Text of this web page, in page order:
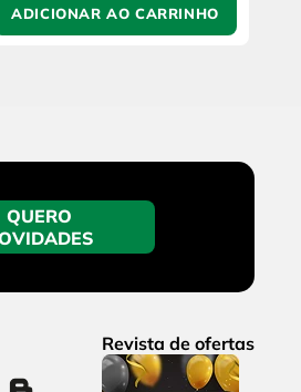
ADICIONAR AO CARRINHO
QUERO
Revista de ofertas